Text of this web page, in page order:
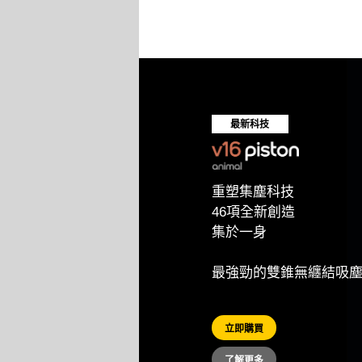
最新科技
重塑集塵科技
46項全新創造
集於一身
最強勁的雙錐無纏結吸
立即購買